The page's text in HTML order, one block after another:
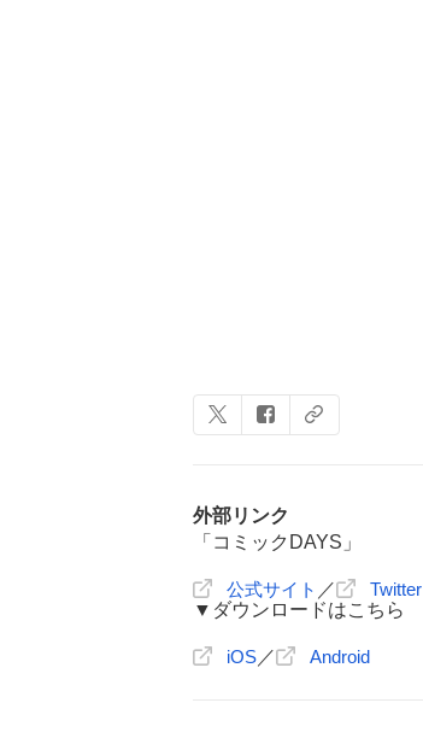
外部リンク
「コミックDAYS」
公式サイト ／
Twitter
▼ダウンロードはこちら
iOS ／ Android